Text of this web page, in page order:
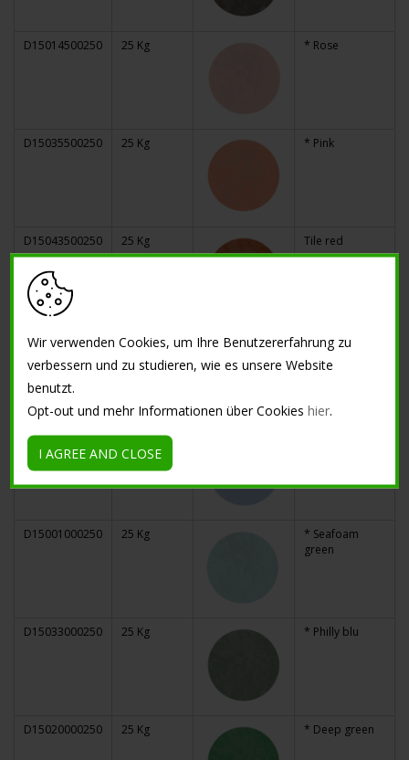
D15014500250 25 Kg * Rose
D15035500250 25 Kg * Pink
D15043500250 25 Kg Tile red
D15036500250 25 Kg Red mountain
D15040000250 25 Kg
D15001000250 25 Kg
* Seafoam
green
D15033000250 25 Kg * Philly blu
D15020000250 25 Kg * Deep green
Wir verwenden Cookies, um Ihre Benutzererfahrung zu
verbessern und zu studieren, wie es unsere Website
benutzt.
Opt-out und mehr Informationen über Cookieshier.
I AGREE AND CLOSE